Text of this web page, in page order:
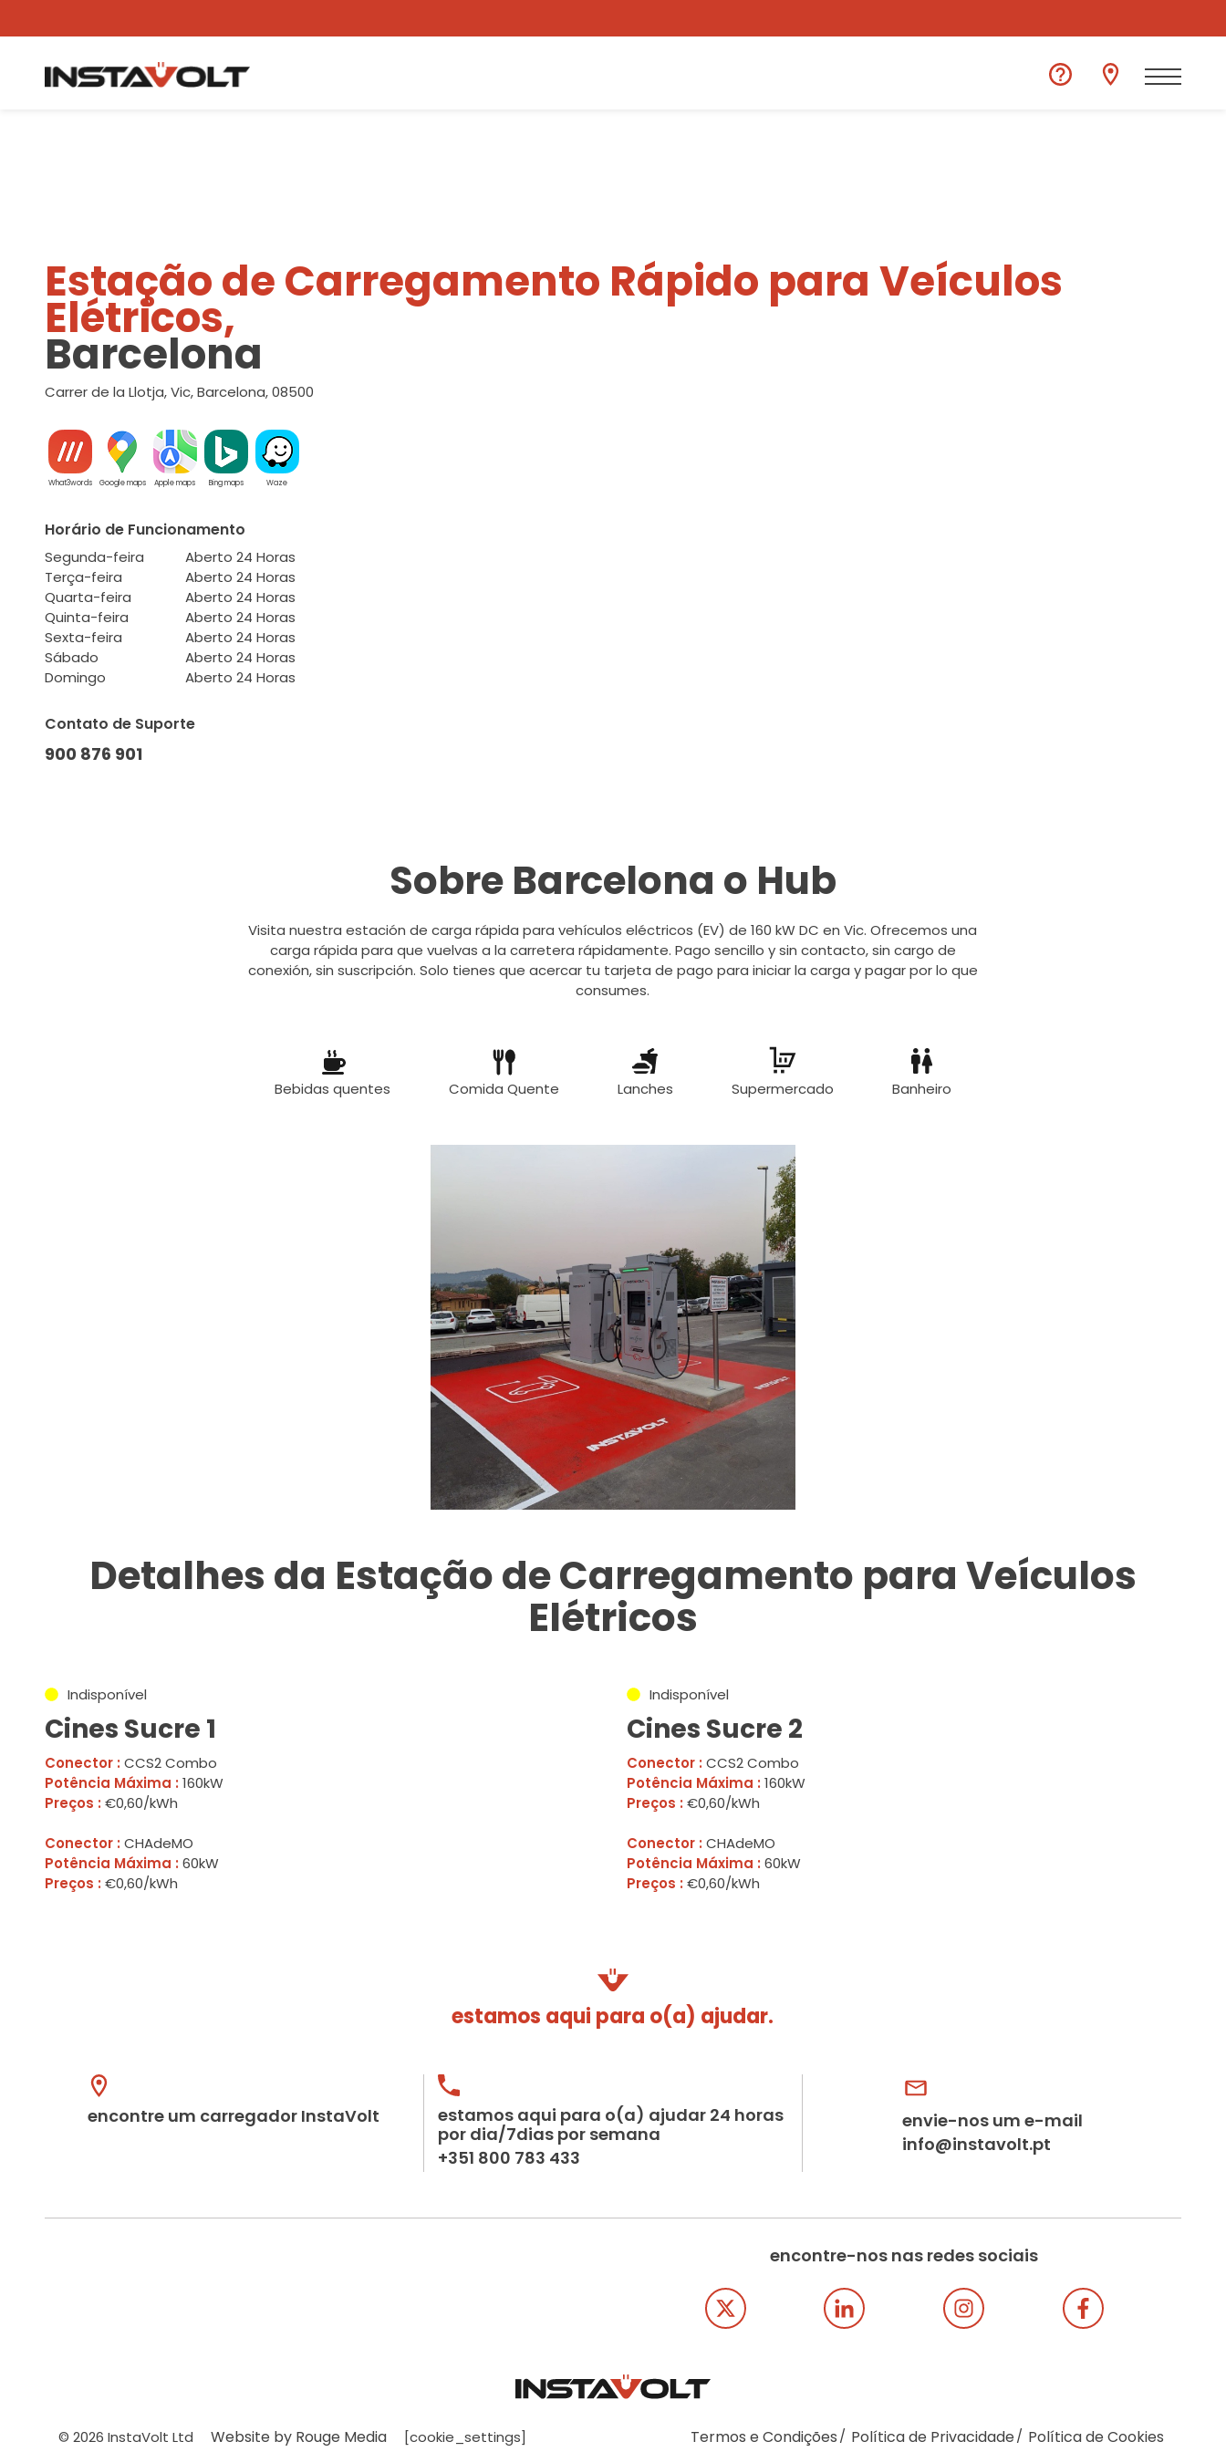
Ver outra localização
Estação de Carregamento Rápido para Veículos
Elétricos,
Barcelona
Carrer de la Llotja, Vic, Barcelona, 08500
What3words Google maps Apple maps Bing maps Waze
Horário de Funcionamento
Segunda-feira
Aberto 24 Horas
Terça-feira
Aberto 24 Horas
Quarta-feira
Aberto 24 Horas
Quinta-feira
Aberto 24 Horas
Sexta-feira
Aberto 24 Horas
Sábado
Aberto 24 Horas
Domingo
Aberto 24 Horas
Contato de Suporte
900 876 901
Sobre Barcelona o Hub
Visita nuestra estación de carga rápida para vehículos eléctricos (EV) de 160 kW DC en Vic. Ofrecemos una
carga rápida para que vuelvas a la carretera rápidamente. Pago sencillo y sin contacto, sin cargo de
conexión, sin suscripción. Solo tienes que acercar tu tarjeta de pago para iniciar la carga y pagar por lo que
consumes.
Bebidas quentes Comida Quente Lanches Supermercado Banheiro
Detalhes da Estação de Carregamento para Veículos
Elétricos
Indisponível
Cines Sucre 1
Conector : CCS2 Combo
Potência Máxima : 160kW
Preços : €0,60/kWh
Conector : CHAdeMO
Potência Máxima : 60kW
Preços : €0,60/kWh
Indisponível
Cines Sucre 2
Conector : CCS2 Combo
Potência Máxima : 160kW
Preços : €0,60/kWh
Conector : CHAdeMO
Potência Máxima : 60kW
Preços : €0,60/kWh
estamos aqui para o(a) ajudar.
encontre um carregador InstaVolt
estamos aqui para o(a) ajudar 24 horas
por dia/7dias por semana
+351 800 783 433
envie-nos um e-mail
info@instavolt.pt
encontre-nos nas redes sociais
© 2026 InstaVolt Ltd Website by Rouge Media [cookie_settings] Termos e Condições Política de Privacidade Política de Cookies